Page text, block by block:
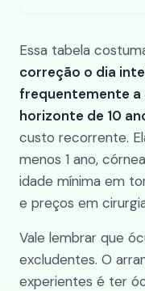
Essa tabela
correção o dia
frequentemente a
horizonte de 10
custo recorrente.
menos 1 ano,
idade mínima em
e preços em
Vale lembrar que
excludentes. O
experientes é ter